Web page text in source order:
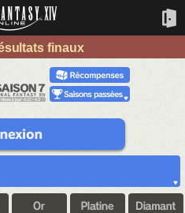
finaux